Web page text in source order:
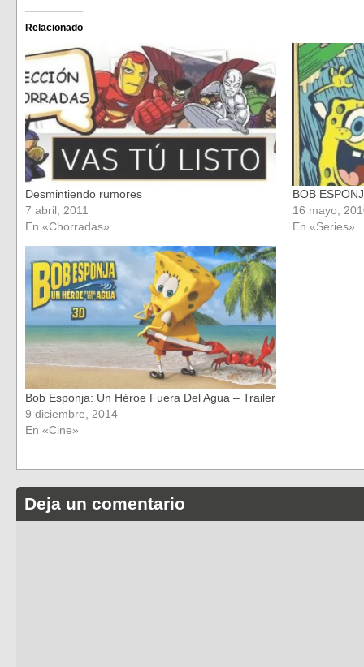
Facebook
(Se
abre
una
ventana
nueva)
una
ventana
nueva)
Relacionado
Desmintiendo rumores
7 abril, 2011
En «Chorradas»
BOB
16 mayo,
En «Series»
Bob Esponja: Un Héroe Fuera Del Agua – Trailer
9 diciembre, 2014
En «Cine»
Deja un comentario